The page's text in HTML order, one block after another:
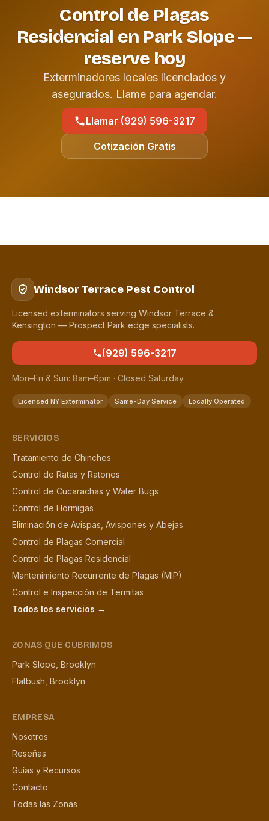
Control de Plagas
Residencial en Park Slope —
reserve hoy
Exterminadores locales licenciados y
asegurados. Llame para agendar.
Llamar (929) 596-3217
Cotización Gratis
Windsor Terrace Pest Control
Licensed exterminators serving Windsor Terrace &
Kensington — Prospect Park edge specialists.
(929) 596-3217
Mon–Fri & Sun: 8am–6pm · Closed Saturday
Licensed NY Exterminator Same-Day Service Locally Operated
SERVICIOS
Tratamiento de Chinches
Control de Ratas y Ratones
Control de Cucarachas y Water Bugs
Control de Hormigas
Eliminación de Avispas, Avispones y Abejas
Control de Plagas Comercial
Control de Plagas Residencial
Mantenimiento Recurrente de Plagas (MIP)
Control e Inspección de Termitas
Todos los servicios →
ZONAS QUE CUBRIMOS
Park Slope, Brooklyn
Flatbush, Brooklyn
EMPRESA
Nosotros
Reseñas
Guías y Recursos
Contacto
Todas las Zonas